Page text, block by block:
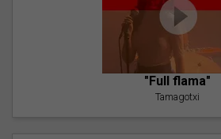
"Full flama"
Tamagotxi